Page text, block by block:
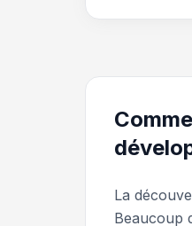
La
Beaucoup